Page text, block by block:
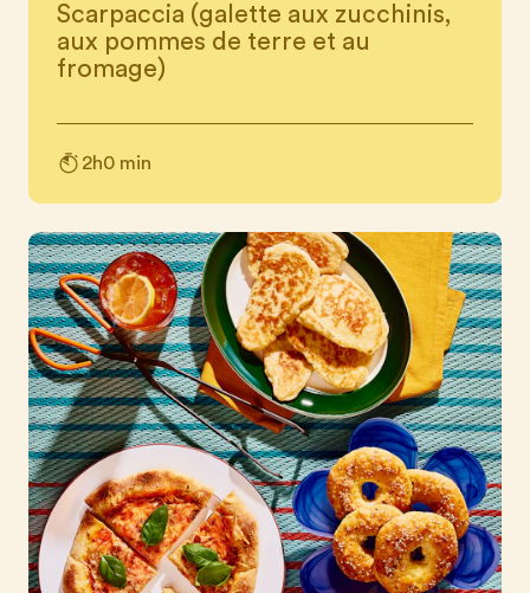
Scarpaccia (galette aux zucchinis,
aux pommes de terre et au
fromage)
2h0 min